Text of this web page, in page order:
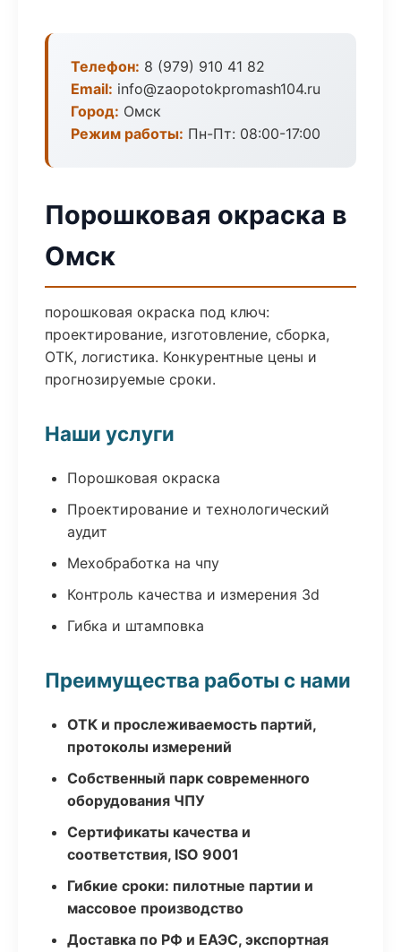
Телефон: 8 (979) 910 41 82
Email: info@zaopotokpromash104.ru
Город: Омск
Режим работы: Пн-Пт: 08:00-17:00
Порошковая окраска в
Омск
порошковая окраска под ключ:
проектирование, изготовление, сборка,
ОТК, логистика. Конкурентные цены и
прогнозируемые сроки.
Наши услуги
Порошковая окраска
Проектирование и технологический
аудит
Мехобработка на чпу
Контроль качества и измерения 3d
Гибка и штамповка
Преимущества работы с нами
ОТК и прослеживаемость партий,
протоколы измерений
Собственный парк современного
оборудования ЧПУ
Сертификаты качества и
соответствия, ISO 9001
Гибкие сроки: пилотные партии и
массовое производство
Доставка по РФ и ЕАЭС, экспортная